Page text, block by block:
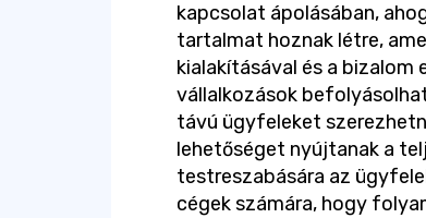
kapcsolat ápolásában,
tartalmat hoznak létre,
kialakításával és a bizalom
vállalkozások
távú ügyfeleket
lehetőséget nyújtanak a
testreszabására az
cégek számára, hogy